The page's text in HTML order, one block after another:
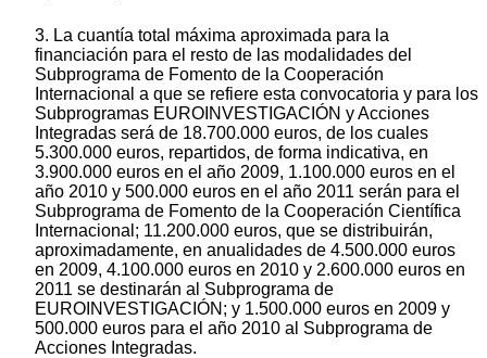
3. La cuantía total máxima aproximada para la
financiación para el resto de las modalidades del
Subprograma de Fomento de la Cooperación
Internacional a que se refiere esta convocatoria y para los
Subprogramas EUROINVESTIGACIÓN y Acciones
Integradas será de 18.700.000 euros, de los cuales
5.300.000 euros, repartidos, de forma indicativa, en
3.900.000 euros en el año 2009, 1.100.000 euros en el
año 2010 y 500.000 euros en el año 2011 serán para el
Subprograma de Fomento de la Cooperación Científica
Internacional; 11.200.000 euros, que se distribuirán,
aproximadamente, en anualidades de 4.500.000 euros
en 2009, 4.100.000 euros en 2010 y 2.600.000 euros en
2011 se destinarán al Subprograma de
EUROINVESTIGACIÓN; y 1.500.000 euros en 2009 y
500.000 euros para el año 2010 al Subprograma de
Acciones Integradas.